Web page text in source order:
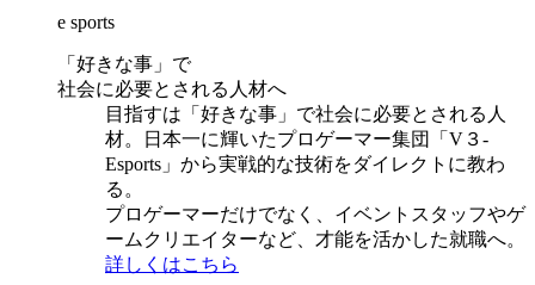
e sports
「好きな事」で
社会に必要とされる人材へ
目指すは「好きな事」で社会に必要とされる人
材。日本一に輝いたプロゲーマー集団「V３-
Esports」から実戦的な技術をダイレクトに教わ
る。
プロゲーマーだけでなく、イベントスタッフやゲ
ームクリエイターなど、才能を活かした就職へ。
詳しくはこちら